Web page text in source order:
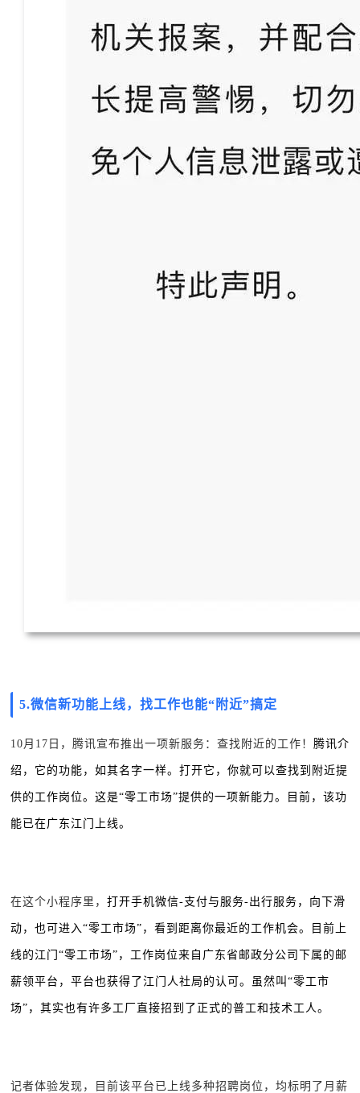
5.微信新功能上线，找工作也能“附近”搞定
10月17日，腾讯宣布推出一项新服务：查找附近的工作！ 腾讯介
绍，它的功能，如其名字一样。打开它，你就可以查找到附近提
供的工作岗位。这是“零工市场”提供的一项新能力。目前，该功
能已在广东江门上线。
在这个小程序里， 打开手机微信-支付与服务-出行服务，向下滑
动，也可进入“零工市场”，看到距离你最近的工作机会。 目前上
线的江门“零工市场”，工作岗位来自广东省邮政分公司下属的邮
薪领平台，平台也获得了江门人社局的认可。 虽然叫“零工市
场”，其实也有许多工厂直接招到了正式的普工和技术工人。
记者体验发现，目前该平台已上线多种招聘岗位，均标明了月薪